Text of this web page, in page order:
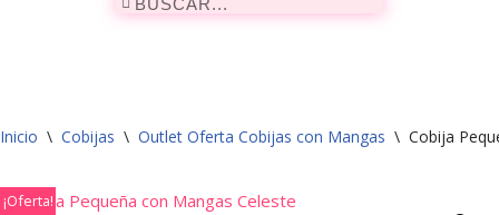
Inicio \ Cobijas \ Outlet Oferta Cobijas con Mangas \ Cobija
¡Oferta!